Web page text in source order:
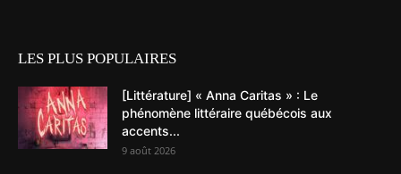
LES PLUS POPULAIRES
[Littérature] « Anna Caritas » : Le
phénomène littéraire québécois aux
accents...
9 août 2026